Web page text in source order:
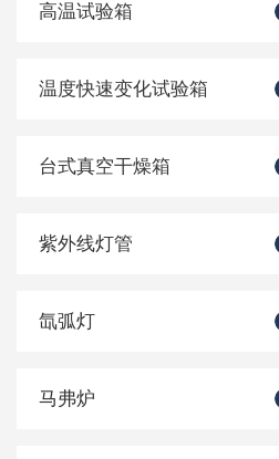
高温试验箱
温度快速变化试验箱
台式真空干燥箱
紫外线灯管
氙弧灯
马弗炉